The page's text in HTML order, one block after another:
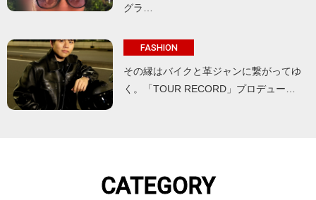
グラ…
FASHION
その縁はバイクと革ジャンに繋がってゆ
く。「TOUR RECORD」プロデュー…
CATEGORY